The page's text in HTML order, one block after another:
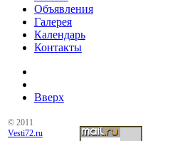
Объявления
Галерея
Календарь
Контакты
Вверх
© 2011
Vesti72.ru